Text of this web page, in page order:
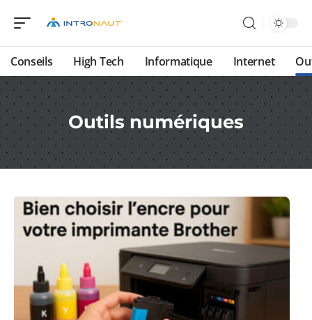
Conseils High Tech Informatique Internet
Outils numériques